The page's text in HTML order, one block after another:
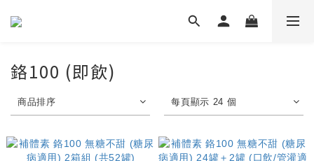
鉻100 (即飲)
商品排序 每頁顯示 24 個